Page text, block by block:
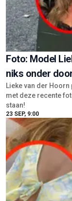
Foto: Model
niks onder
Lieke van der
met deze recente
staan!
23 SEP, 9:00